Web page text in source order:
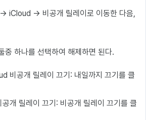
iCloud → 비공개 릴레이로 이동한 다음,
중 하나를 선택하여 해제하면 된다.
비공개 릴레이 끄기: 내일까지 끄기를 클
개 릴레이 끄기: 비공개 릴레이 끄기를 클